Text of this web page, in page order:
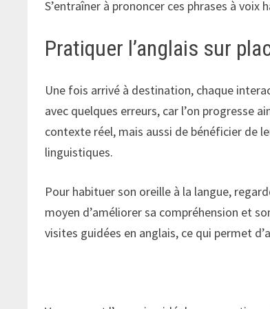
S’entraîner à prononcer ces phrases à
Pratiquer l’anglais sur
Une fois arrivé à destination, chaque
avec quelques erreurs, car l’on progresse
contexte réel, mais aussi de bénéficier de
linguistiques.
Pour habituer son oreille à la langue,
moyen d’améliorer sa compréhension et
visites guidées en anglais, ce qui permet